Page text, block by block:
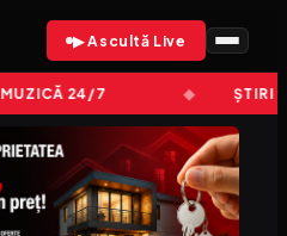
▶ Ascultă Live
MUZICĂ 24/7 ȘTIRI